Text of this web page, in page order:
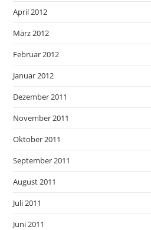
April 2012
März 2012
Februar 2012
Januar 2012
Dezember 2011
November 2011
Oktober 2011
September 2011
August 2011
Juli 2011
Juni 2011